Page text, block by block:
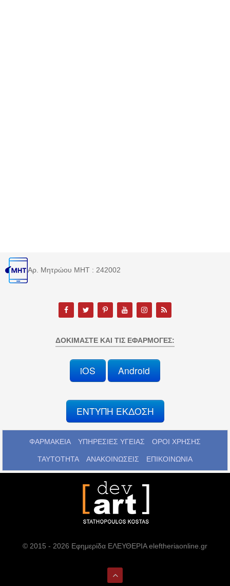
Αρ. Μητρώου MHT : 242002
ΔΟΚΙΜΆΣΤΕ ΚΑΙ ΤΙΣ ΕΦΑΡΜΟΓΈΣ:
iOS Android
ΕΝΤΥΠΗ ΕΚΔΟΣΗ
ΦΑΡΜΑΚΕΙΑ ΥΠΗΡΕΣΙΕΣ ΥΓΕΙΑΣ ΟΡΟΙ ΧΡΗΣΗΣ
ΤΑΥΤΟΤΗΤΑ ΑΝΑΚΟΙΝΩΣΕΙΣ ΕΠΙΚΟΙΝΩΝΙΑ
© 2015 - 2026 Εφημερίδα ΕΛΕΥΘΕΡΙΑ eleftheriaonline.gr